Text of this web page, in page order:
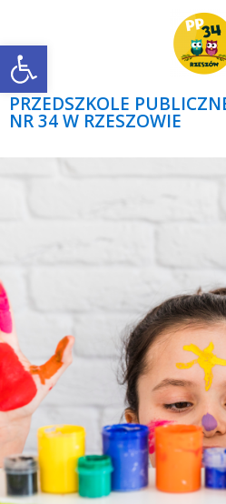
Open toolbar
PRZEDSZKOLE
NR 34 W RZESZOWIE